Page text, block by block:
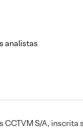
analistas
CCTVM S/A, inscrita